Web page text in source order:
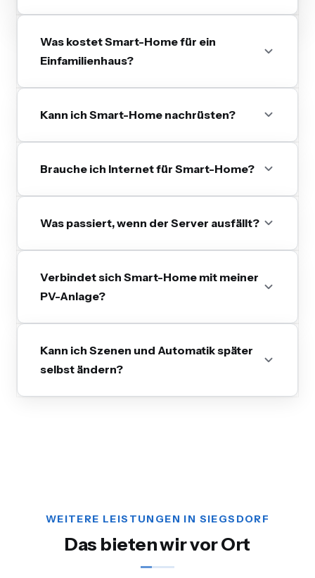
Was kostet Smart-Home für ein
Einfamilienhaus?
Kann ich Smart-Home nachrüsten?
Brauche ich Internet für Smart-Home?
Was passiert, wenn der Server ausfällt?
Verbindet sich Smart-Home mit meiner
PV-Anlage?
Kann ich Szenen und Automatik später
selbst ändern?
WEITERE LEISTUNGEN IN SIEGSDORF
Das bieten wir vor Ort